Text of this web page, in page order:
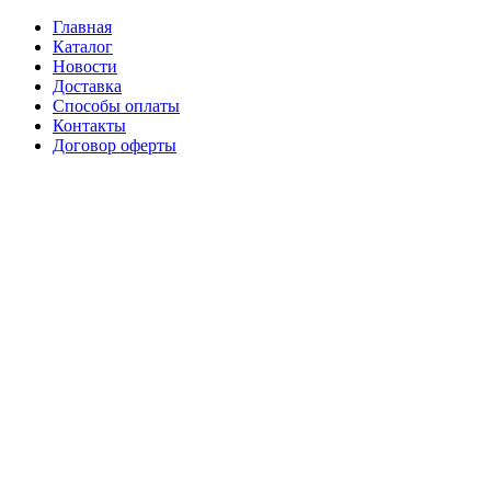
Главная
Каталог
Новости
Доставка
Способы оплаты
Контакты
Договор оферты